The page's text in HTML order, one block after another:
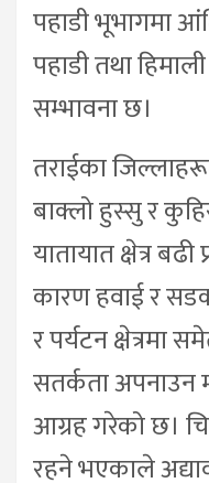
पहाडी भूभागमा
पहाडी तथा
सम्भावना छ।
तराईका
बाक्लो हुस्सु र
यातायात क्षेत्र
कारण हवाई र
र पर्यटन क्षेत्रमा
सतर्कता अपनाउन
आग्रह गरेको छ।
रहने भएकाले